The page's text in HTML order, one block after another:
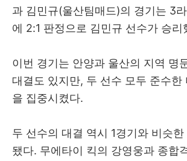
과 김민규(울산팀매드)의 경기는 3
에 2:1 판정으로 김민규 선수가 승리
이번 경기는 안양과 울산의 지역 명
대결도 있지만, 두 선수 모두 준수한
을 집중시켰다.
두 선수의 대결 역시 1경기와 비슷
됐다. 무에타이 킥의 강영웅과 종합